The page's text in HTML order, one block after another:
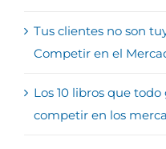
Tus clientes no son
Competir en el
Los 10 libros que
competir en los